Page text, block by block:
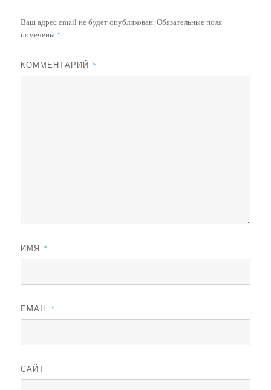
Ваш адрес email не будет опубликован.Обязательные поля
помечены *
КОММЕНТАРИЙ *
ИМЯ *
EMAIL *
САЙТ